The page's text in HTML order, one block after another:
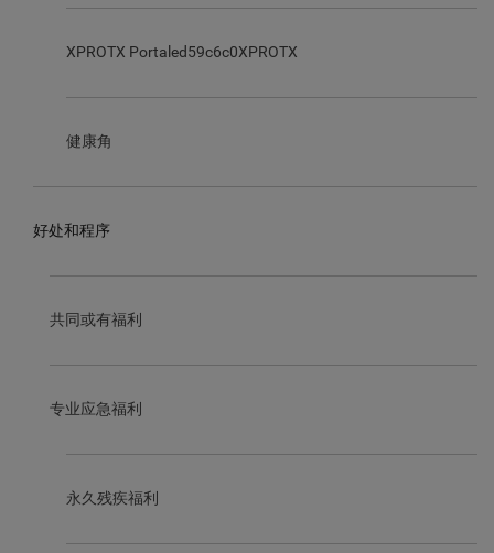
XPROTX Portaled59c6c0XPROTX
健康角
好处和程序
共同或有福利
专业应急福利
永久残疾福利